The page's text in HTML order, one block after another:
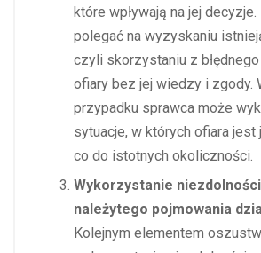
które wpływają na jej
polegać na wyzyskaniu
czyli skorzystaniu z
ofiary bez jej wiedzy i zgody.
przypadku sprawca może
sytuacje, w których ofiara jest
co do istotnych okoliczności.
Wykorzystanie
należytego pojmowania
Kolejnym elementem